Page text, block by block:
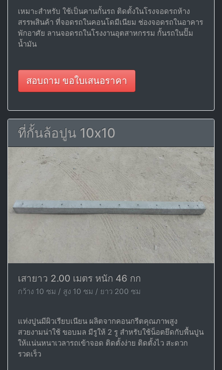
เหมาะสำหรับ ใช้เป็นคานกั้นรถ ติดตั้งในโรงจอดรถห้าง
สรรพสินค้า ที่จอดรถในคอนโดมีเนียม ช่องจอดรถในอาคาร
พักอาศัย ลานจอดรถในโรงงานอุตสาหกรรม กั้นรถในปั๊ม
น้ำมัน
สอบถาม ขอใบเสนอราคา
ที่กั้นล้อปูน 10x10
เสายาว 2.00 เมตร หนัก 46 กก
กว้าง 10 ซม / สูง 10 ซม / ยาว 200 ซม
แท่งปูนมีผิวเรียบเนียน ผลิตจากคอนกรีตคุณภาพสูง
สวยงามน่าใช้ ขอบมล มีรูให้ 2 รู สำหรับใช้น็อตยึดกับพื้นปูน
ให้แน่นหนาเวลารถเข้าจอด ติดตั้งง่าย ติดตั้งไว สะดวก
รวดเร็ว